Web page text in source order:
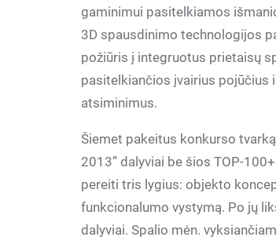
gaminimui pasitelkiamos
3D spausdinimo technologijos
požiūris į integruotus prietaisų
pasitelkiančios įvairius pojūčius
atsiminimus.
Šiemet pakeitus konkurso
2013” dalyviai be šios TOP-
pereiti tris lygius: objekto
funkcionalumo vystymą. Po jų
dalyviai. Spalio mėn.